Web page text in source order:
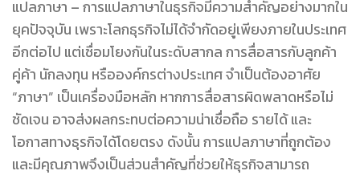
แปลภาษา – การแปลภาษาในธุรกิจมีความสำคัญอย่างมากใน
ยุคปัจจุบัน เพราะโลกธุรกิจไม่ได้จำกัดอยู่เพียงภายในประเทศ
อีกต่อไป แต่เชื่อมโยงกันในระดับสากล การสื่อสารกับลูกค้า
คู่ค้า นักลงทุน หรือองค์กรต่างประเทศ จำเป็นต้องอาศัย
“ภาษา” เป็นเครื่องมือหลัก หากการสื่อสารผิดพลาดหรือไม่
ชัดเจน อาจส่งผลกระทบต่อความน่าเชื่อถือ รายได้ และ
โอกาสทางธุรกิจได้โดยตรง ดังนั้น การแปลภาษาที่ถูกต้อง
และมีคุณภาพจึงเป็นส่วนสำคัญที่ช่วยให้ธุรกิจสามารถ